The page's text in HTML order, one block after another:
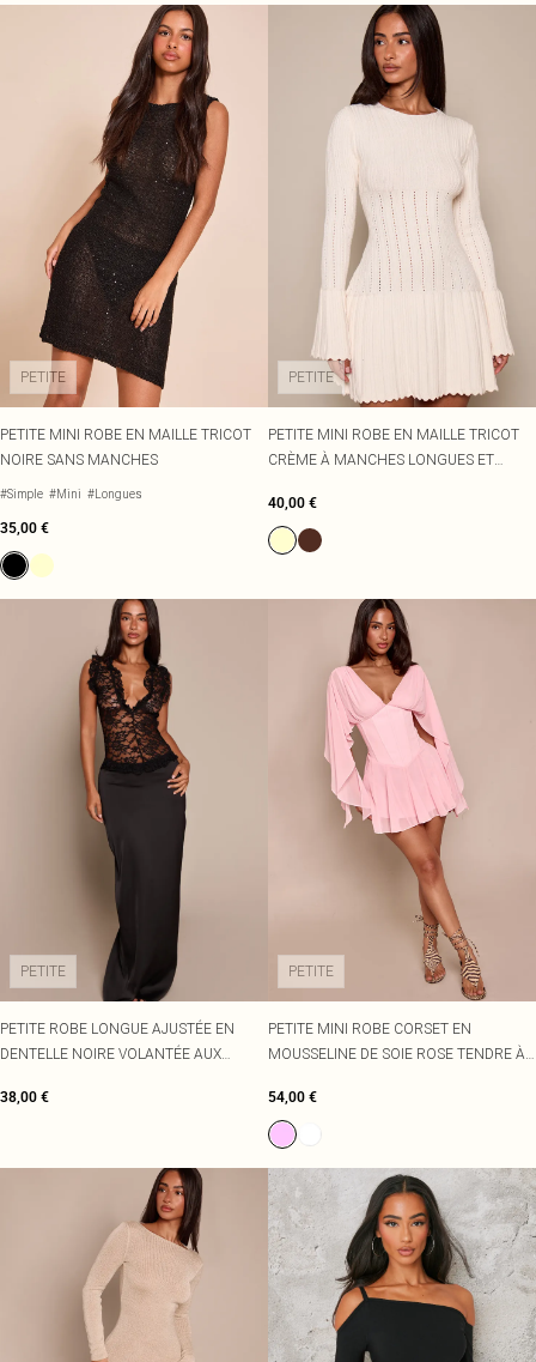
PETITE
PETITE MINI ROBE EN MAILLE TRICOT
NOIRE SANS MANCHES
#Simple #Mini #Longues
35,00 €
PETITE
PETITE MINI ROBE EN MAILLE TRICOT
CRÈME À MANCHES LONGUES ET
40,00 €
PETITE
PETITE ROBE LONGUE AJUSTÉE EN
DENTELLE NOIRE VOLANTÉE AUX
SATINÉ
38,00 €
PETITE
PETITE MINI ROBE CORSET EN
MOUSSELINE DE SOIE ROSE TENDRE À
54,00 €